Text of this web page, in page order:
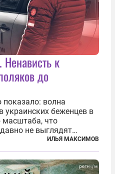
к
до
показало: волна
украинских беженцев в
масштаба, что
не выглядят
по происходящему,
от ненависти к
каждый новый случай
ИЛЬЯ МАКСИМОВ